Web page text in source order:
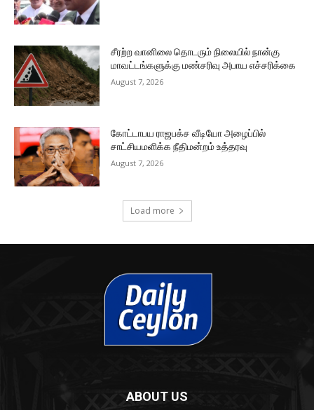
சீரற்ற வானிலை தொடரும் நிலையில் நான்கு
மாவட்டங்களுக்கு மண்சரிவு அபாய எச்சரிக்கை
August 7, 2026
கோட்டாபய ராஜபக்ச வீடியோ அழைப்பில்
சாட்சியமளிக்க நீதிமன்றம் உத்தரவு
August 7, 2026
Load more
ABOUT US